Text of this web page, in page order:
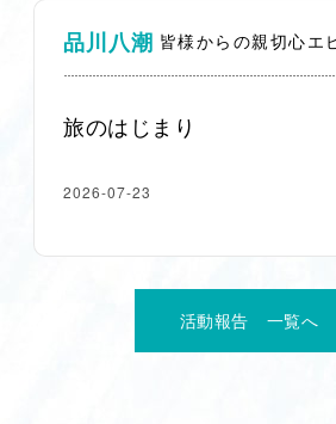
品川八潮 皆様からの親切心エ
旅のはじまり
2026-07-23
活動報告 一覧へ